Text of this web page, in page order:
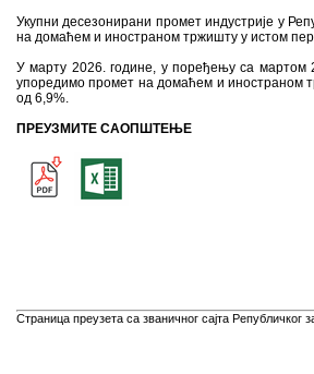
Укупни десезонирани промет индустрије у
на домаћем и иностраном тржишту у истом
У марту 2026. године, у поређењу са мартом
упоредимо промет на домаћем и иностраном
од 6,9%.
ПРЕУЗМИТЕ САОПШТЕЊЕ
Страница преузета са званичног сајта Републичког